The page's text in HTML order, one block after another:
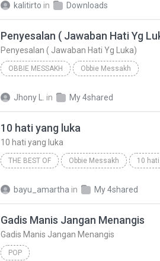
kalitirto in Downloads
Penyesalan ( Jawaban Hati Yg
Penyesalan ( Jawaban Hati Yg Luka)
OBBIE MESSAKH Obbie Messakh
Jhony L. in My 4shared
10 hati yang luka
10 hati yang luka
THE BEST OF Obbie Messakh 10
bayu_amartha in My 4shared
Gadis Manis Jangan Menangis
Gadis Manis Jangan Menangis
POP